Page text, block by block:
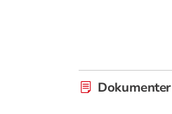
Dokumenter